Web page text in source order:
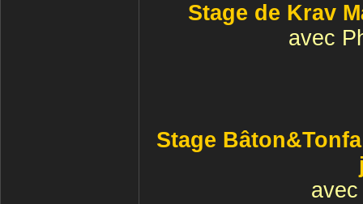
Stage de Krav
avec
Stage